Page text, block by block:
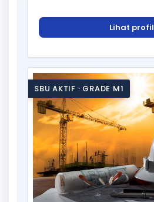
Lihat profil
SBU AKTIF · GRADE M1